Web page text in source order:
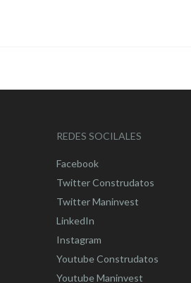
REDES SOCILALES
Facebook
Twitter Construdatos
Twitter Maninvest
LinkedIn
Instagram
Youtube Construdatos
Youtube Maninvest